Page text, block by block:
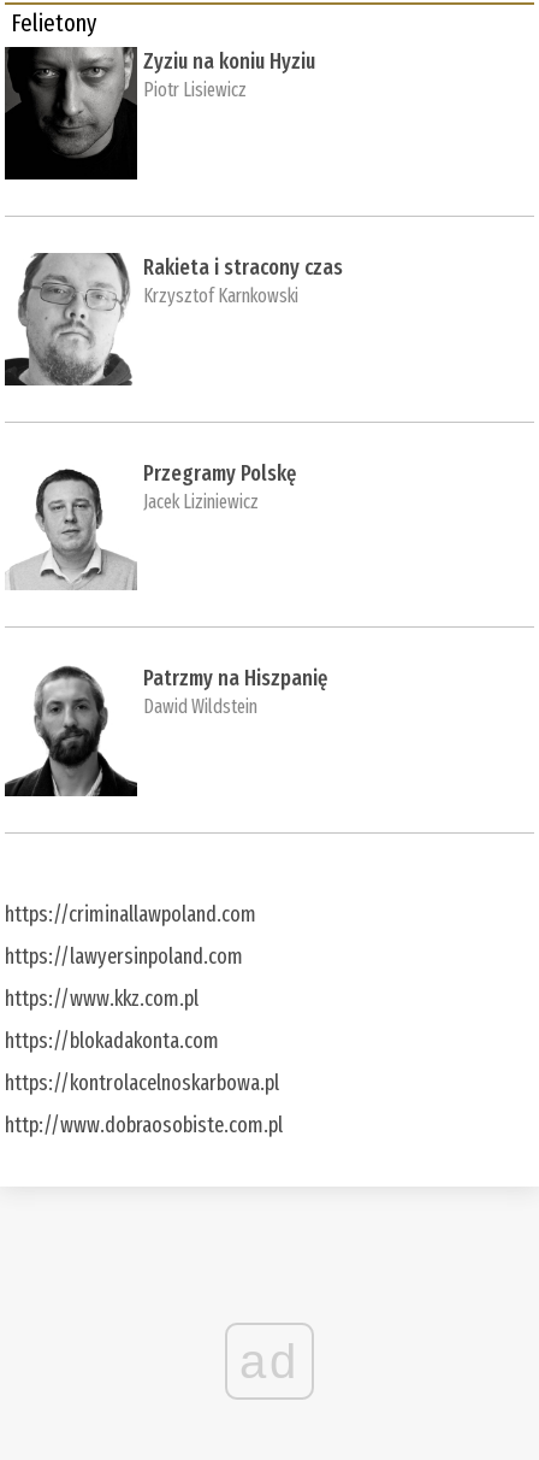
Felietony
Zyziu na koniu Hyziu
Piotr Lisiewicz
Rakieta i stracony czas
Krzysztof Karnkowski
Przegramy Polskę
Jacek Liziniewicz
Patrzmy na Hiszpanię
Dawid Wildstein
https://criminallawpoland.com
https://lawyersinpoland.com
https://www.kkz.com.pl
https://blokadakonta.com
https://kontrolacelnoskarbowa.pl
http://www.dobraosobiste.com.pl
ad